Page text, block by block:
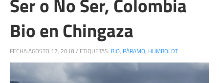
Bio en Chingaza
FECHA:AGOSTO 17, 2018/ ETIQUETAS: BIO, PÁRAMO, HUMBOLDT